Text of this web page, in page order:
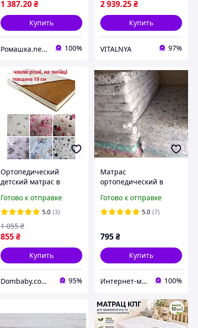
1 387.20 ₴
Купить
Ромашка.net - детский интернет-магазин 100%
2 939.25₴
Купить
VITALNYA 97%
Ортопедический
детский матрас в
120*60*10 см - детский
матрац в манеж
Готово к отправке
5.0 (3)
855 ₴
1 055 ₴
Купить
Dombaby.com.ua - интернет магазин детских товаров 95%
Матрас
ортопедический в
трехслойный
(кокос+поролон+кокос)
Готово к отправке
5.0 (7)
795₴
Купить
Интернет-магазин ПУЗИК 100%